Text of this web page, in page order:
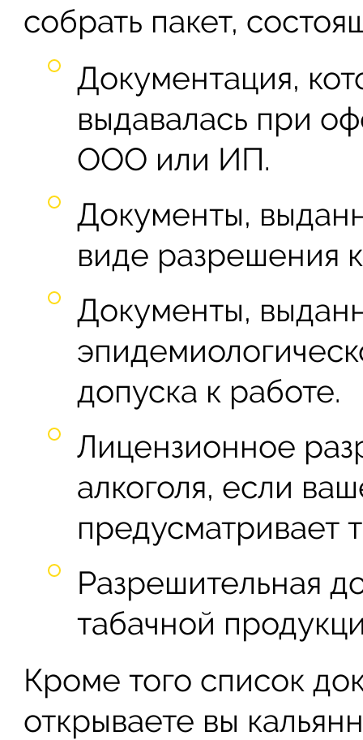
собрать пакет,
Документация,
выдавалась при
ООО или ИП.
Документы,
виде разрешения
Документы,
допуска к работе.
Лицензионное
алкоголя, если
предусматривает
Разрешительная
табачной
Кроме того список
открываете вы